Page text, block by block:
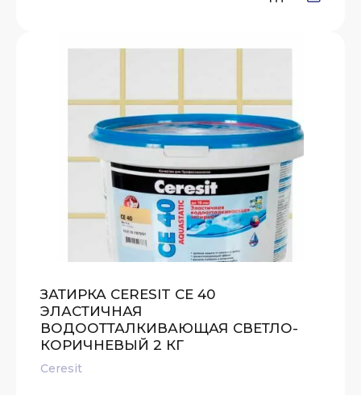
ЗАТИРКА CERESIT CE 40
ЭЛАСТИЧНАЯ
ВОДООТТАЛКИВАЮЩАЯ СВЕТЛО-
КОРИЧНЕВЫЙ 2 КГ
Ceresit